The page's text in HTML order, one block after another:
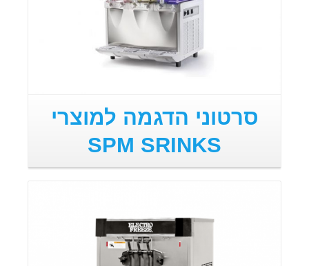
סרטוני הדגמה למוצרי
SPM SRINKS